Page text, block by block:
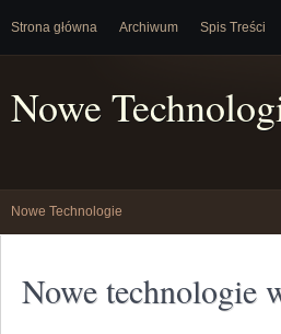
Strona główna Archiwum Spis Treści
Nowe
Nowe Technologie
Nowe technologie